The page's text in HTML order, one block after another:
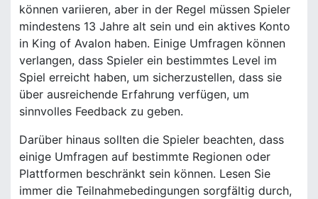
können variieren, aber in der Regel müssen Spieler
mindestens 13 Jahre alt sein und ein aktives Konto
in King of Avalon haben. Einige Umfragen können
verlangen, dass Spieler ein bestimmtes Level im
Spiel erreicht haben, um sicherzustellen, dass sie
über ausreichende Erfahrung verfügen, um
sinnvolles Feedback zu geben.
Darüber hinaus sollten die Spieler beachten, dass
einige Umfragen auf bestimmte Regionen oder
Plattformen beschränkt sein können. Lesen Sie
immer die Teilnahmebedingungen sorgfältig durch,